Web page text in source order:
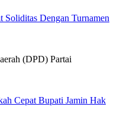
Dengan Turnamen
(DPD) Partai
Cepat Bupati Jamin Hak